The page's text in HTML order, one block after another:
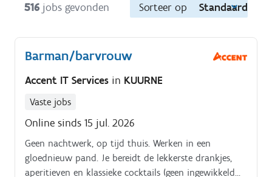
516 jobs gevonden Sorteer op Standaard
Barman/barvrouw
Accent IT Services in KUURNE
Vaste jobs
Online sinds 15 jul. 2026
Geen nachtwerk, op tijd thuis. Werken in een
gloednieuw pand. Je bereidt de lekkerste drankjes,
aperitieven en klassieke cocktails (geen ingewikkeld